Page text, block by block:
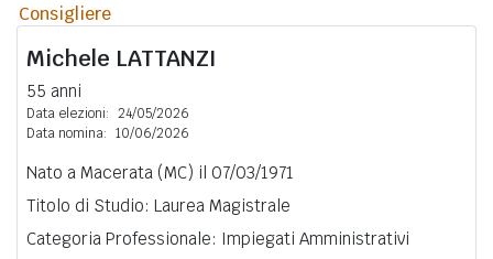
Consigliere
Michele LATTANZI
55 anni
Data elezioni: 24/05/2026
Data nomina: 10/06/2026
Nato a Macerata (MC) il 07/03/1971
Titolo di Studio: Laurea Magistrale
Categoria Professionale: Impiegati Amministrativi